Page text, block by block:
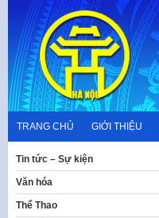
content
TRANG CHỦ GIỚI THIỆU
Tin tức – Sự kiện
Văn hóa
Thể Thao